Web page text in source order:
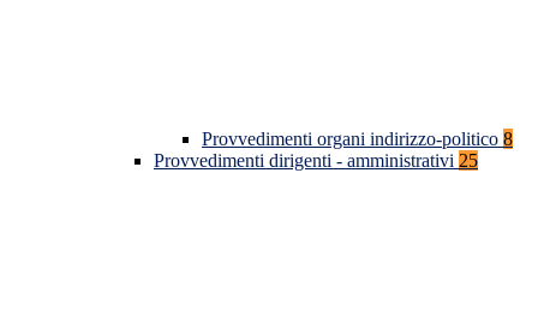
Provvedimenti organi indirizzo-politico 8
Provvedimenti dirigenti - amministrativi 25